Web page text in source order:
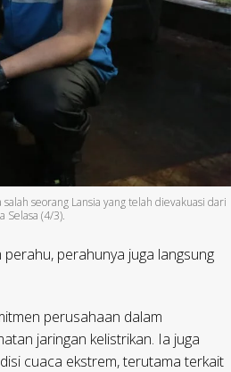
seorang Lansia yang telah dievakuasi dari
Selasa (4/3).
perahu, perahunya juga langsung
perusahaan dalam
jaringan kelistrikan. Ia juga
cuaca ekstrem, terutama terkait